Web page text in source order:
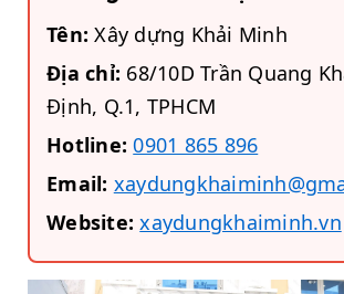
Tên: Xây dựng Khải Minh
Địa chỉ: 68/10D Trần Quang
Định, Q.1, TPHCM
Hotline: 0901 865 896
Email:
Website: xaydungkhaiminh.vn